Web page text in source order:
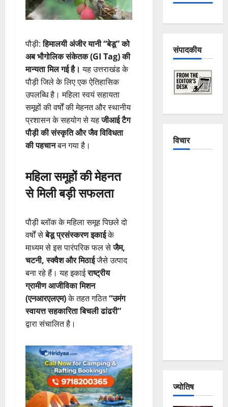
पौड़ी:हिमालयी अंजीर यानी “बेडू” को
अब भौगोलिक संकेतक (GI Tag) की
मान्यता मिल गई है। यह उत्तराखंड के
पौड़ी जिले के लिए एक ऐतिहासिक
उपलब्धि है। महिला स्वयं सहायता
समूहों की वर्षों की मेहनत और स्थानीय
प्रशासन के सहयोग से यहजीआई टैग
पौड़ी की संस्कृति और जैव विविधता
की पहचानबन गया है।
महिला समूहों की मेहनत
से मिली बड़ी सफलता
पौड़ी ब्लॉक के महिला समूह पिछले दो
वर्षों सेबेडू प्रसंस्करण इकाईके
माध्यम से इस पारंपरिक फल सेजैम,
चटनी, स्क्वैश और मिठाईजैसे उत्पाद
बना रहे हैं। यह इकाईराष्ट्रीय
ग्रामीण आजीविका मिशन
(एनआरएलएम)के तहत गठित“उमंग
स्वायत्त सहकारिता बिचली ढांढरी”
द्वारा संचालित है।
संपादकीय
विचार
ज्योतिष